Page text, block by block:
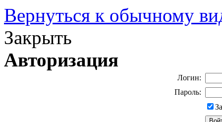
Вернуться к обычному
Закрыть
Авторизация
Логин:
Пароль: